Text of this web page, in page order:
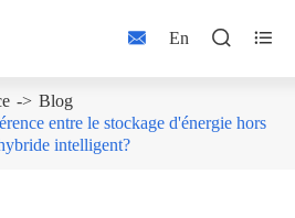
 En  
Blog
entre le stockage d'énergie hors
intelligent?